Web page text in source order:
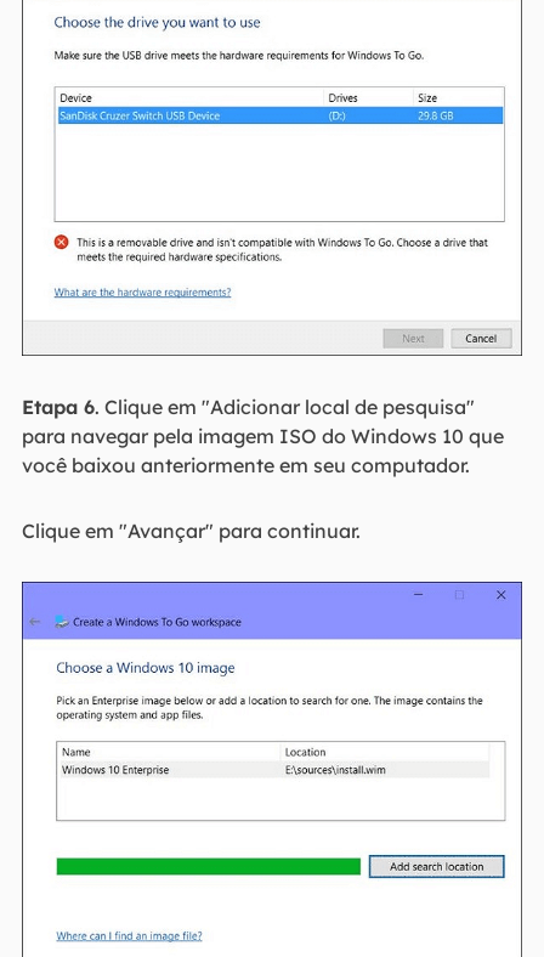
Etapa 6. Clique em "Adicionar local de pesquisa"
para navegar pela imagem ISO do Windows 10 que
você baixou anteriormente em seu computador.
Clique em "Avançar" para continuar.